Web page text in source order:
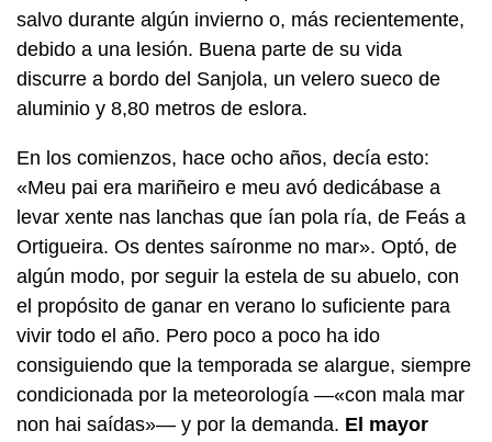
salvo durante algún invierno o, más recientemente,
debido a una lesión. Buena parte de su vida
discurre a bordo del Sanjola, un velero sueco de
aluminio y 8,80 metros de eslora.
En los comienzos, hace ocho años, decía esto:
«Meu pai era mariñeiro e meu avó dedicábase a
levar xente nas lanchas que ían pola ría, de Feás a
Ortigueira. Os dentes saíronme no mar». Optó, de
algún modo, por seguir la estela de su abuelo, con
el propósito de ganar en verano lo suficiente para
vivir todo el año. Pero poco a poco ha ido
consiguiendo que la temporada se alargue, siempre
condicionada por la meteorología —«con mala mar
non hai saídas»— y por la demanda. El mayor